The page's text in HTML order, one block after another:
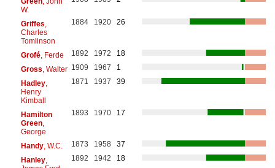
W.
Griffes
Charles
Tomlinson
1884 1920 26
Grofé, Ferde 1892 1972
18
Gross , Walter 1909 1967
1
Hadley,
Henry
Kimball
1871 1937 39
Hamilton
Green,
George
1893 1970 17
Handy, W.C. 1873 1958
37
Hanley,
1892 1942 18